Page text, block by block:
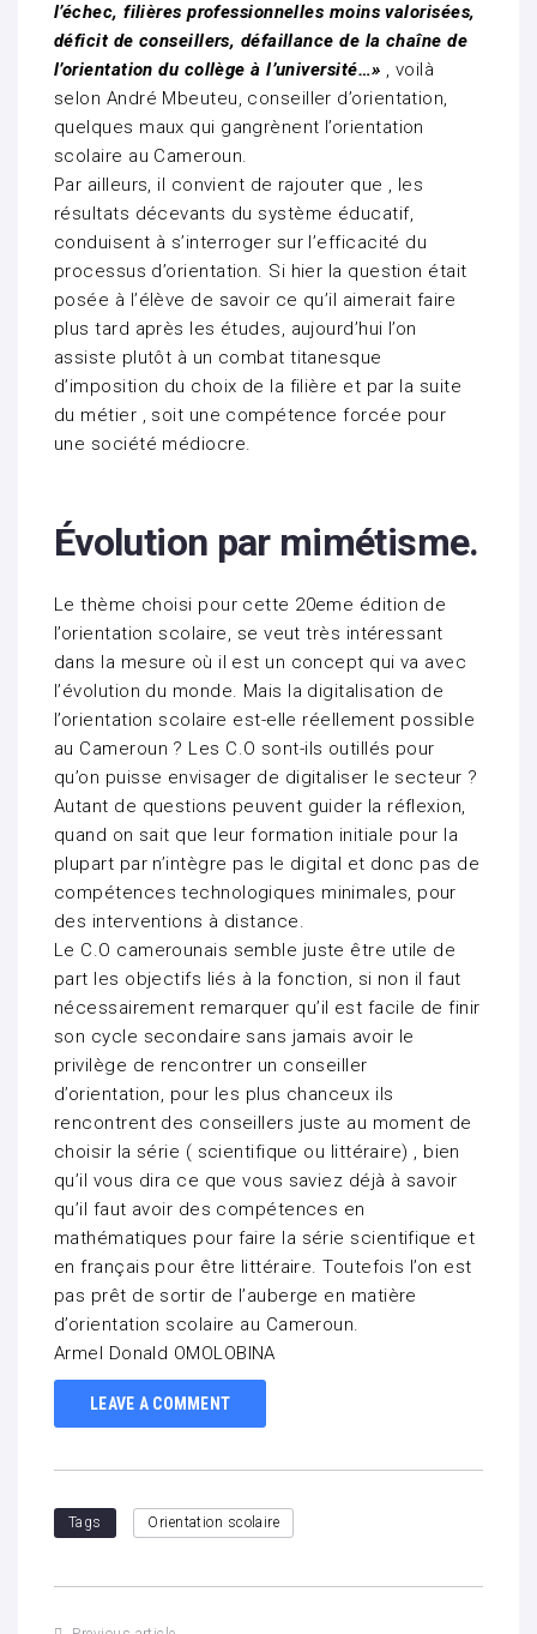
l’échec, filières professionnelles moins valorisées,
déficit de conseillers, défaillance de la chaîne de
l’orientation du collège à l’université…» , voilà
selon André Mbeuteu, conseiller d’orientation,
quelques maux qui gangrènent l’orientation
scolaire au Cameroun.
Par ailleurs, il convient de rajouter que , les
résultats décevants du système éducatif,
conduisent à s’interroger sur l’efficacité du
processus d’orientation. Si hier la question était
posée à l’élève de savoir ce qu’il aimerait faire
plus tard après les études, aujourd’hui l’on
assiste plutôt à un combat titanesque
d’imposition du choix de la filière et par la suite
du métier , soit une compétence forcée pour
une société médiocre.
Évolution par mimétisme.
Le thème choisi pour cette 20eme édition de
l’orientation scolaire, se veut très intéressant
dans la mesure où il est un concept qui va avec
l’évolution du monde. Mais la digitalisation de
l’orientation scolaire est-elle réellement possible
au Cameroun ? Les C.O sont-ils outillés pour
qu’on puisse envisager de digitaliser le secteur ?
Autant de questions peuvent guider la réflexion,
quand on sait que leur formation initiale pour la
plupart par n’intègre pas le digital et donc pas de
compétences technologiques minimales, pour
des interventions à distance.
Le C.O camerounais semble juste être utile de
part les objectifs liés à la fonction, si non il faut
nécessairement remarquer qu’il est facile de finir
son cycle secondaire sans jamais avoir le
privilège de rencontrer un conseiller
d’orientation, pour les plus chanceux ils
rencontrent des conseillers juste au moment de
choisir la série ( scientifique ou littéraire) , bien
qu’il vous dira ce que vous saviez déjà à savoir
qu’il faut avoir des compétences en
mathématiques pour faire la série scientifique et
en français pour être littéraire. Toutefois l’on est
pas prêt de sortir de l’auberge en matière
d’orientation scolaire au Cameroun.
Armel Donald OMOLOBINA
LEAVE A COMMENT
Tags Orientation scolaire